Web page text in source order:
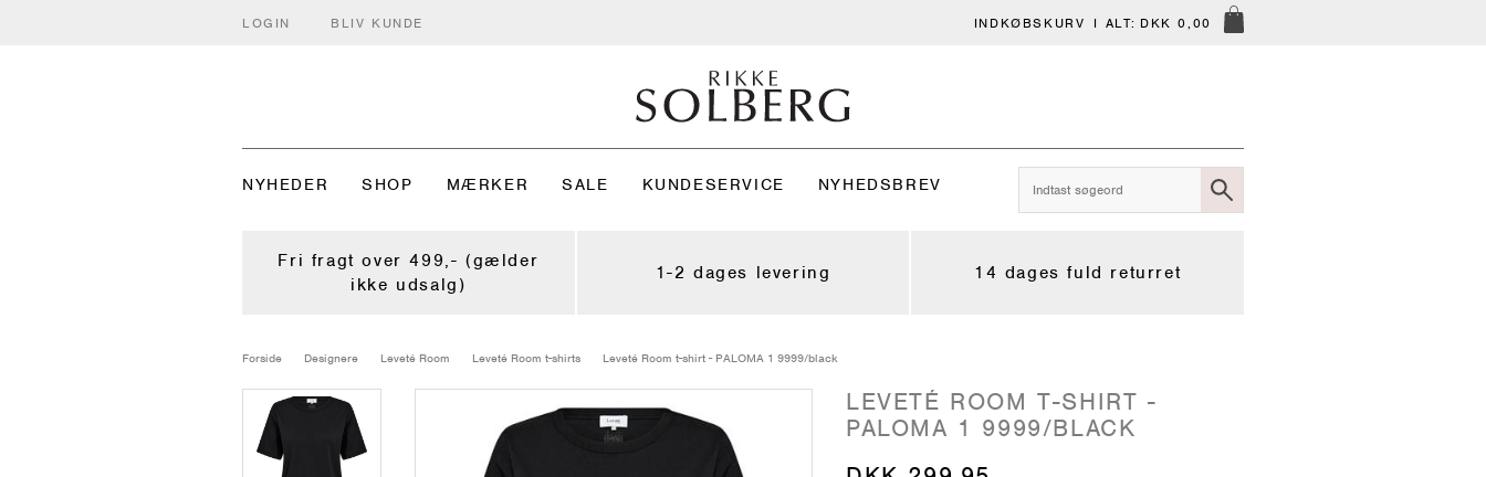
LOGIN BLIV KUNDE INDKØBSKURV I ALT: DKK 0,00
NYHEDER SHOP MÆRKER SALE KUNDESERVICE NYHEDSBREV
Fri fragt over 499,- (gælder
ikke udsalg)
1-2 dages levering 14 dages fuld returret
Forside Designere Leveté Room Leveté Room t-shirts Leveté Room t-shirt - PALOMA 1 9999/black
LEVETÉ ROOM T-SHIRT -
PALOMA 1 9999/BLACK